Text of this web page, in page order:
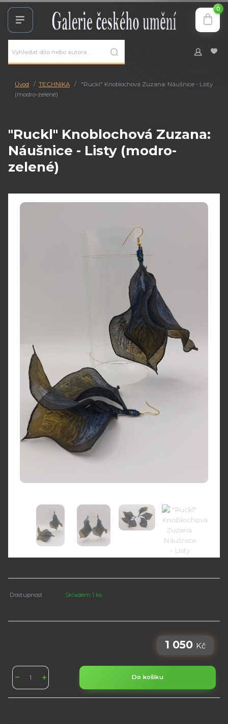
0
Úvod TECHNIKA
"Ruckl" Knoblochová Zuzana: Náušnice - Listy
(modro-zelené)
"Ruckl" Knoblochová Zuzana:
Náušnice - Listy (modro-
zelené)
Dostupnost Skladem 1 ks
1 050 Kč
Do košíku